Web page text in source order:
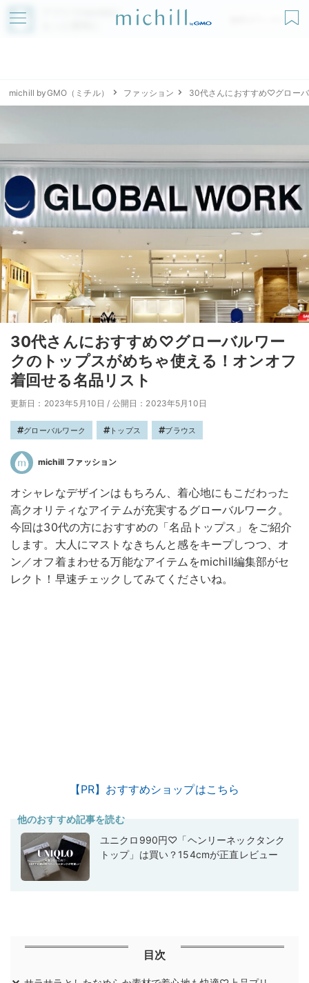
アプリでmichillが
無料ダウンロード
michill byGMO（ミチル） ファッション 30代さんにおすすめ♡グロー
30代さんにおすすめ♡グローバルワー
クのトップスがめちゃ使える！オンオフ
着回せる名品リスト
更新日：2023年5月10日 / 公開日：2023年5月10日
グローバルワーク トップス ブラウス
michill ファッション
オシャレなデザインはもちろん、着心地にもこだわった
高クオリティなアイテムが充実するグローバルワーク。
今回は30代の方におすすめの「名品トップス」をご紹介
します。大人にマストなきちんと感をキープしつつ、オ
ン／オフ着まわせる万能なアイテムをmichill編集部がセ
レクト！早速チェックしてみてくださいね。
【PR】おすすめショップはこちら
他のおすすめ記事を読む
ユニクロ990円♡「ヘンリーネックタンク
トップ」は買い？154cmが正直レビュー
目次